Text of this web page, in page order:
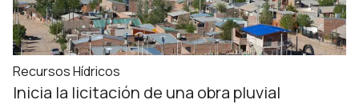
Recursos Hídricos
Inicia la licitación de una obra pluvial